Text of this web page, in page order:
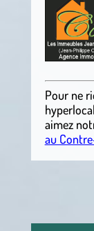
Pour ne
aimez
au